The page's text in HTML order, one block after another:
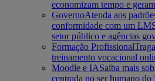
economizam tempo e
GovernoAtenda aos
conformidade com um
setor público e agências
Formação Profissional
treinamento vocacional
Moodle e IASaiba mais
centrada no ser humano